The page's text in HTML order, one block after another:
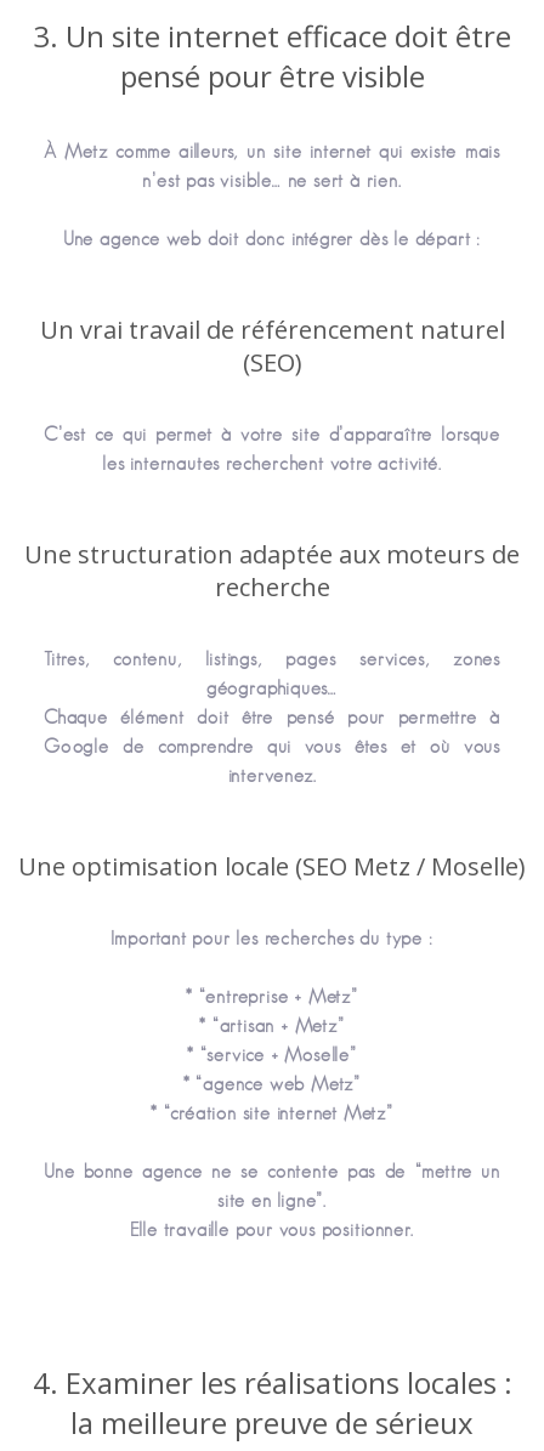
3. Un site internet efficace doit être
pensé pour être visible
À Metz comme ailleurs, un site internet qui existe mais
n’est pas visible… ne sert à rien.
Une agence web doit donc intégrer dès le départ :
Un vrai travail de référencement naturel
(SEO)
C’est ce qui permet à votre site d’apparaître lorsque
les internautes recherchent votre activité.
Une structuration adaptée aux moteurs de
recherche
Titres, contenu, listings, pages services, zones
géographiques…
Chaque élément doit être pensé pour permettre à
Google de comprendre qui vous êtes et où vous
intervenez.
Une optimisation locale (SEO Metz / Moselle)
Important pour les recherches du type :
* “entreprise + Metz”
* “artisan + Metz”
* “service + Moselle”
* “agence web Metz”
* “création site internet Metz”
Une bonne agence ne se contente pas de “mettre un
site en ligne”.
Elle travaille pour vous positionner.
4. Examiner les réalisations locales :
la meilleure preuve de sérieux